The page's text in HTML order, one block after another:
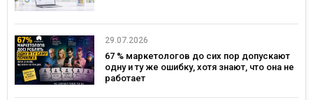
29.07.2026
67 % маркетологов до сих пор допускают
одну и ту же ошибку, хотя знают, что она не
работает